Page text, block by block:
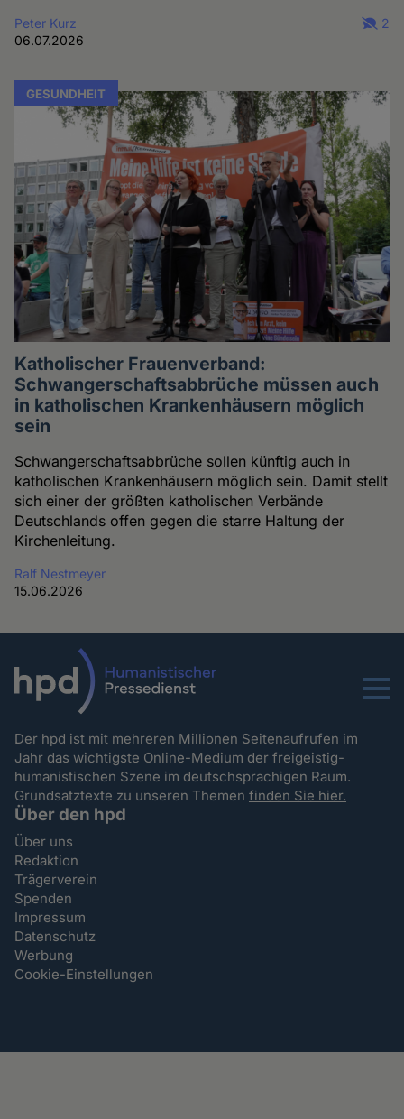
Peter Kurz
06.07.2026
2
GESUNDHEIT
Katholischer Frauenverband:
Schwangerschaftsabbrüche müssen auch
in katholischen Krankenhäusern möglich
sein
Schwangerschaftsabbrüche sollen künftig auch in
katholischen Krankenhäusern möglich sein. Damit stellt
sich einer der größten katholischen Verbände
Deutschlands offen gegen die starre Haltung der
Kirchenleitung.
Ralf Nestmeyer
15.06.2026
Menu
Der hpd ist mit mehreren Millionen Seitenaufrufen im
Jahr das wichtigste Online-Medium der freigeistig-
humanistischen Szene im deutschsprachigen Raum.
Grundsatztexte zu unseren Themenfinden Sie hier.
Über den hpd
Über uns
Redaktion
Trägerverein
Spenden
Impressum
Datenschutz
Werbung
Cookie-Einstellungen